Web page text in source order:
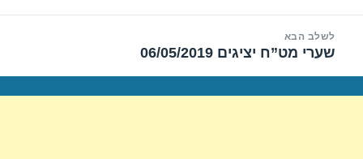
לשלב הבא
הפוסט
שערי מט”ח יציגים 06/05/2019